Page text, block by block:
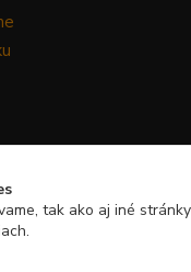
Google Pay,
tak ako aj iné